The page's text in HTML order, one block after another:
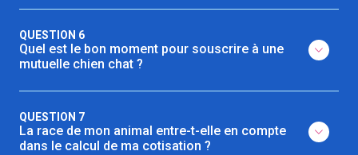
QUESTION 6
Quel est le bon moment pour souscrire à une
mutuelle chien chat ?
QUESTION 7
La race de mon animal entre-t-elle en compte
dans le calcul de ma cotisation ?